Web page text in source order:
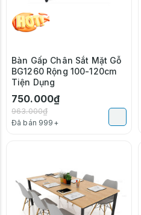
Bàn Gấp Chân Sắt Mặt Gỗ
BG1260 Rộng 100-120cm
Tiện Dụng
750.000₫
963.000₫
Đã bán 999+